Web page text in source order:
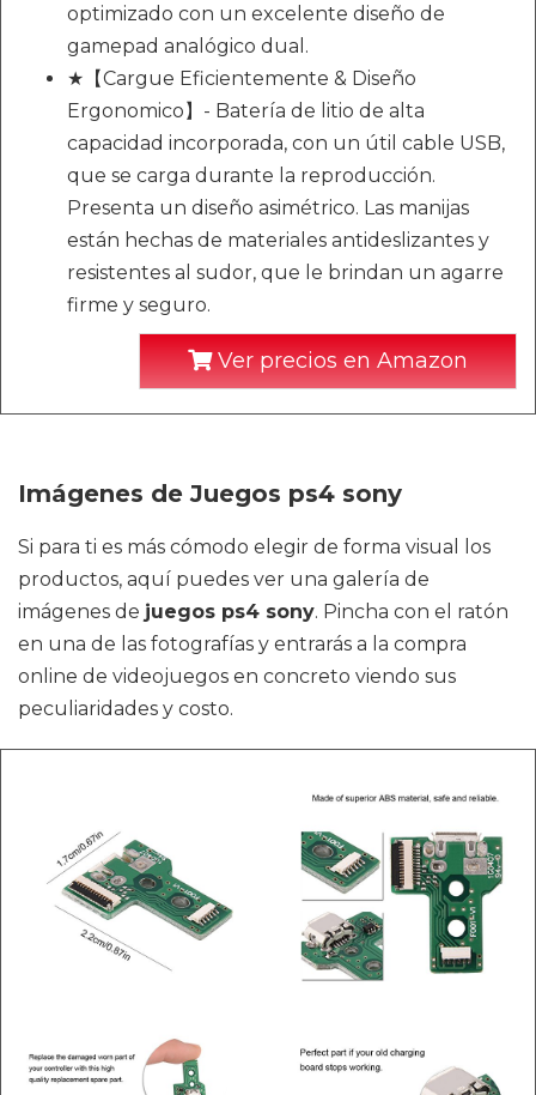
optimizado con un excelente diseño de
gamepad analógico dual.
★【Cargue Eficientemente & Diseño
Ergonomico】- Batería de litio de alta
capacidad incorporada, con un útil cable USB,
que se carga durante la reproducción.
Presenta un diseño asimétrico. Las manijas
están hechas de materiales antideslizantes y
resistentes al sudor, que le brindan un agarre
firme y seguro.
Ver precios en Amazon
Imágenes de Juegos ps4 sony
Si para ti es más cómodo elegir de forma visual los
productos, aquí puedes ver una galería de
imágenes de juegos ps4 sony. Pincha con el ratón
en una de las fotografías y entrarás a la compra
online de videojuegos en concreto viendo sus
peculiaridades y costo.